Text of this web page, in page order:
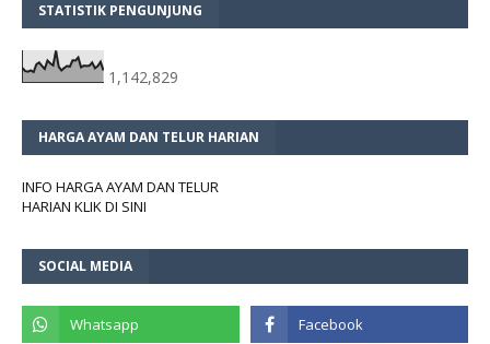
STATISTIK PENGUNJUNG
1,142,829
HARGA AYAM DAN TELUR HARIAN
INFO HARGA AYAM DAN TELUR
HARIAN KLIK DI SINI
SOCIAL MEDIA